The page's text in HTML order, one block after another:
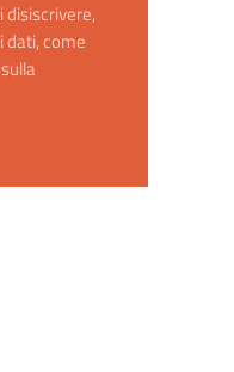
disiscrivere,
dati, come